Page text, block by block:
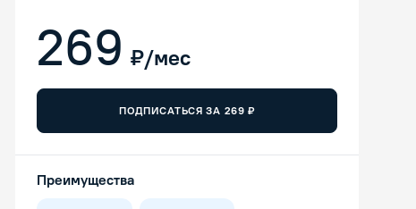
269 ₽/мес
ПОДПИСАТЬСЯ ЗА 269 ₽
Преимущества